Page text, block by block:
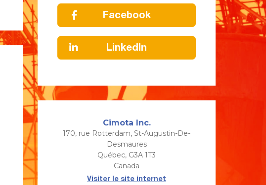
Facebook
LinkedIn
Cimota Inc.
170, rue Rotterdam, St-Augustin-De-
Desmaures
Québec, G3A 1T3
Canada
Visiter le site internet